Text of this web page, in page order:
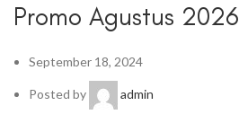
Promo Agustus 2026
September 18, 2024
Posted by admin